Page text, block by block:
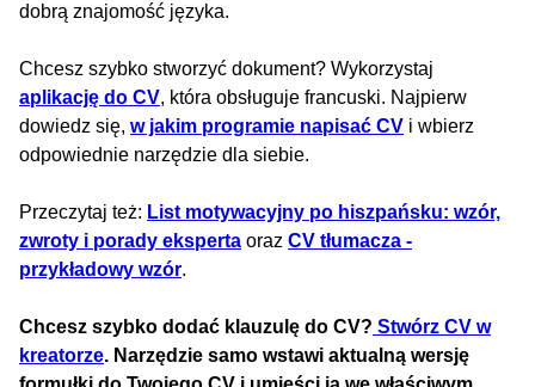
dobrą znajomość języka.
Chcesz szybko stworzyć dokument? Wykorzystaj
aplikację do CV, która obsługuje francuski. Najpierw
dowiedz się, w jakim programie napisać CV i wbierz
odpowiednie narzędzie dla siebie.
Przeczytaj też: List motywacyjny po hiszpańsku: wzór,
zwroty i porady eksperta oraz CV tłumacza -
przykładowy wzór.
Chcesz szybko dodać klauzulę do CV? Stwórz CV w
kreatorze. Narzędzie samo wstawi aktualną wersję